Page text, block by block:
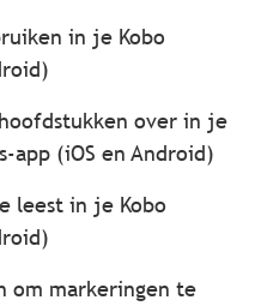
in je Kobo
over in je
app (iOS en Android)
leest in je Kobo
om markeringen te